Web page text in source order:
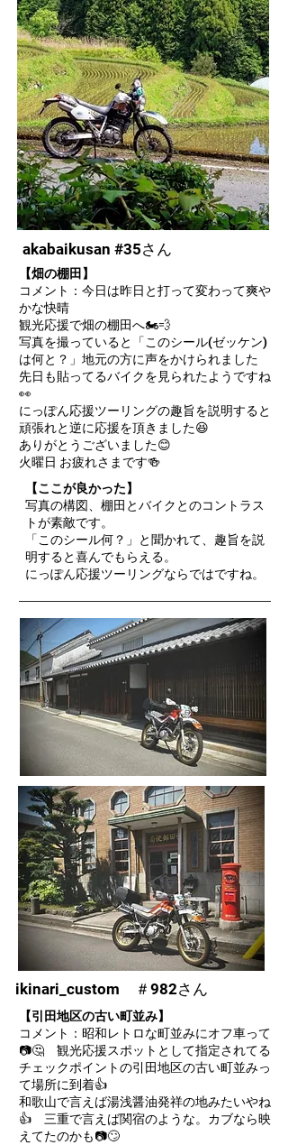
akabaikusan #35さん
【畑の棚田】
コメント：今日は昨日と打って変わって爽や
かな快晴
観光応援で畑の棚田へ🏍💨
写真を撮っていると「このシール(ゼッケン)
は何と？」地元の方に声をかけられました
先日も貼ってるバイクを見られたようですね
👀
にっぽん応援ツーリングの趣旨を説明すると
頑張れと逆に応援を頂きました😆
ありがとうございました😊
火曜日 お疲れさまです🍻
【ここが良かった】
写真の構図、棚田とバイクとのコントラス
トが素敵です。
「このシール何？」と聞かれて、趣旨を説
明すると喜んでもらえる。
にっぽん応援ツーリングならではですね。
ikinari_custom ＃982さん
【引田地区の古い町並み】
コメント：昭和レトロな町並みにオフ車って
📷🤔 観光応援スポットとして指定されてる
チェックポイントの引田地区の古い町並みっ
て場所に到着👍
和歌山で言えば湯浅醤油発祥の地みたいやね
👍 三重で言えば関宿のような。カブなら映
えてたのかも📷🙄